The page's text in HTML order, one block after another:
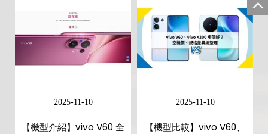
2025-11-10
【機型介紹】vivo V60 全
2025-11-10
【機型比較】vivo V60、